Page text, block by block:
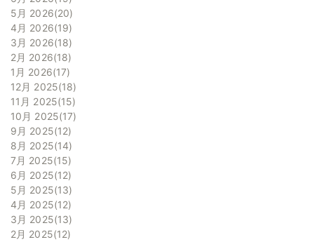
5月 2026 20
4月 2026 19
3月 2026 18
2月 2026 18
1月 2026 17
12月 2025 18
11月 2025 15
10月 2025 17
9月 2025 12
8月 2025 14
7月 2025 15
6月 2025 12
5月 2025 13
4月 2025 12
3月 2025 13
2月 2025 12